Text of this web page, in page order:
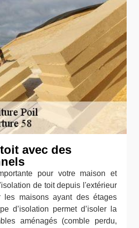
avec des
pour votre maison et
de toit depuis l'extérieur
les maisons ayant des étages
d’isolation permet d’isoler la
aménagés (comble perdu,